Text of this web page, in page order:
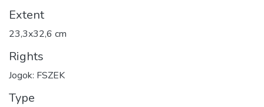
Extent
23,3x32,6 cm
Rights
Jogok: FSZEK
Type